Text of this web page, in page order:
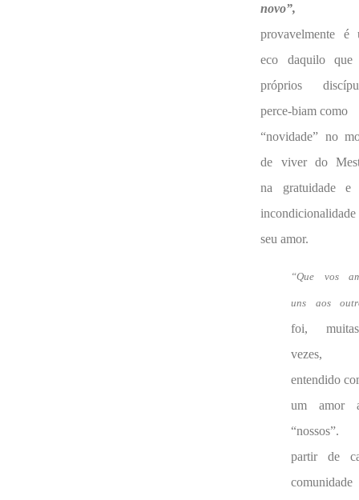
novo”,
provavelmente é
eco daquilo que
próprios
perce-biam como
“novidade” no
de viver do
na gratuidade e
incondicionalidade
seu amor.
“Que vos
uns aos
foi, muitas
vezes,
entendido
um amor
partir de
comunidade